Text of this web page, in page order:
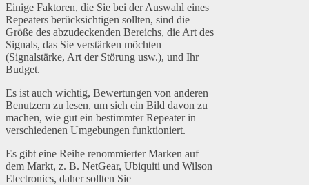
Einige Faktoren, die Sie bei der Auswahl eines
Repeaters berücksichtigen sollten, sind die
Größe des abzudeckenden Bereichs, die Art des
Signals, das Sie verstärken möchten
(Signalstärke, Art der Störung usw.), und Ihr
Budget.
Es ist auch wichtig, Bewertungen von anderen
Benutzern zu lesen, um sich ein Bild davon zu
machen, wie gut ein bestimmter Repeater in
verschiedenen Umgebungen funktioniert.
Es gibt eine Reihe renommierter Marken auf
dem Markt, z. B. NetGear, Ubiquiti und Wilson
Electronics, daher sollten Sie